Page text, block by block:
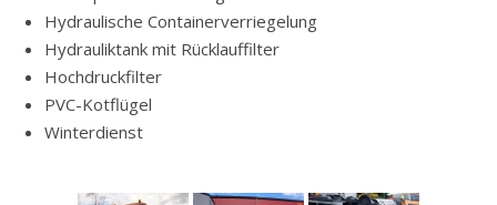
Hydraulische Containerverriegelung
Hydrauliktank mit Rücklauffilter
Hochdruckfilter
PVC-Kotflügel
Winterdienst